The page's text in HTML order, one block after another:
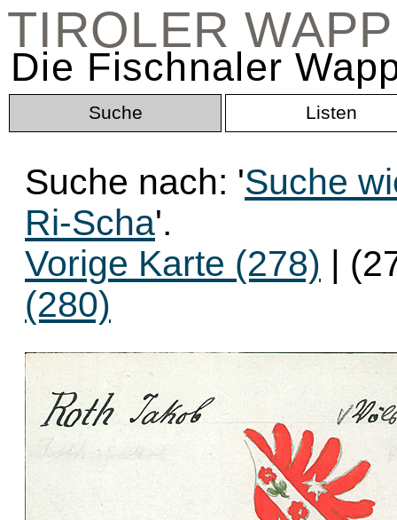
TIROLER
Die Fischnaler
Suche Listen
Suche nach: 'Suche
Ri-Scha'.
Vorige Karte (278) |
(280)